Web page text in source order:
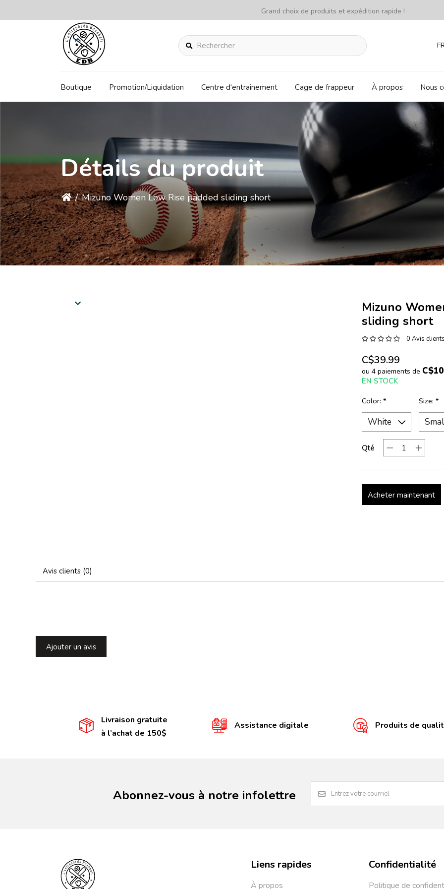
Grand choix de produits et expédition rapide !
Rechercher
Boutique Promotion/Liquidation Centre d'entrainement Cage de frappeur À propos Nous
Détails du produit
/ Mizuno Women Low Rise padded sliding short
Mizuno
sliding short
0 Avis clients
C$39.99
ou 4 paiements de
EN STOCK
Color: * Size:*
Qté
Acheter maintenant
Avis clients (0)
Ajouter un avis
Livraison gratuite
à l’achat de 150$
Assistance digitale Produits de
Abonnez-vous à notre infolettre
Liens rapides
À propos
Confidentialité
Politique de